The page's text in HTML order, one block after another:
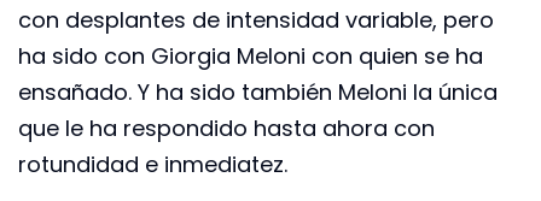
con desplantes de intensidad variable, pero
ha sido con Giorgia Meloni con quien se ha
ensañado. Y ha sido también Meloni la única
que le ha respondido hasta ahora con
rotundidad e inmediatez.